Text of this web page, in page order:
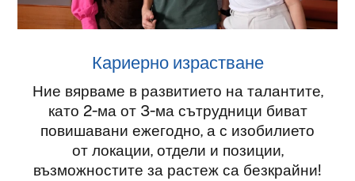
Кариерно израстване
Ние вярваме в развитието на талантите,
като 2-ма от 3-ма сътрудници биват
повишавани ежегодно, а с изобилието
от локации, отдели и позиции,
възможностите за растеж са безкрайни!